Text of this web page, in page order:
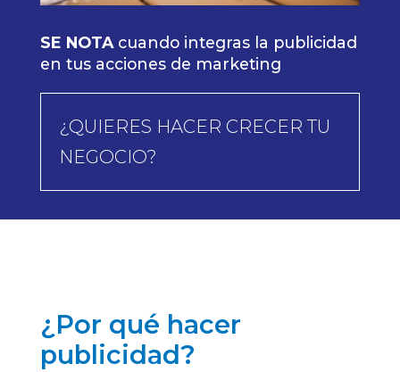
SE NOTA cuando integras la publicidad
en tus acciones de marketing
¿QUIERES HACER CRECER TU
NEGOCIO?
¿Por qué hacer
publicidad?